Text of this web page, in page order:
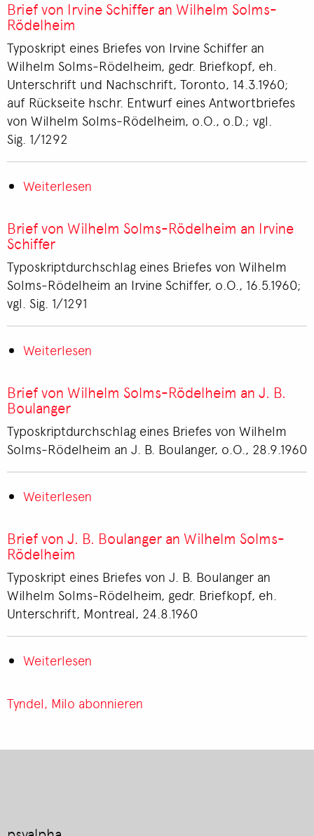
Tyndel
an
Wilhelm
Solms-
Rödelheim
Brief von Irvine Schiffer an Wilhelm Solms-
Rödelheim
Typoskript eines Briefes von Irvine Schiffer an
Wilhelm Solms-Rödelheim, gedr. Briefkopf, eh.
Unterschrift und Nachschrift, Toronto, 14.3.1960;
auf Rückseite hschr. Entwurf eines Antwortbriefes
von Wilhelm Solms-Rödelheim, o.O., o.D.; vgl.
Sig. 1/1292
Weiterlesen
von
Schiffer
an
Wilhelm
Rödelheim
Brief von Wilhelm Solms-Rödelheim an Irvine
Schiffer
Typoskriptdurchschlag eines Briefes von Wilhelm
Solms-Rödelheim an Irvine Schiffer, o.O., 16.5.1960;
vgl. Sig. 1/1291
Weiterlesen
von
Solms-
Rödelheim
an
Irvine
Brief von Wilhelm Solms-Rödelheim an J. B.
Boulanger
Typoskriptdurchschlag eines Briefes von Wilhelm
Solms-Rödelheim an J. B. Boulanger, o.O., 28.9.1960
Weiterlesen
von
Solms-
Rödelheim
an
J.
B.
Brief von J. B. Boulanger an Wilhelm Solms-
Rödelheim
Typoskript eines Briefes von J. B. Boulanger an
Wilhelm Solms-Rödelheim, gedr. Briefkopf, eh.
Unterschrift, Montreal, 24.8.1960
Weiterlesen
Boulanger
Tyndel, Milo abonnieren